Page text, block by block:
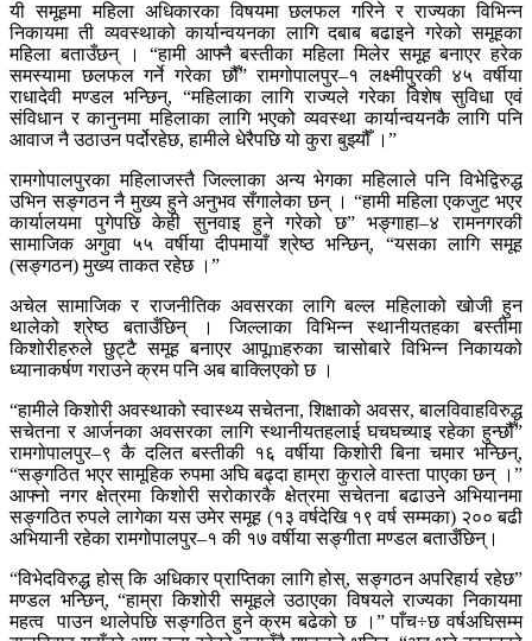
यी समूहमा महिला अधिकारका विषयमा छलफल गरिने र राज्यका विभिन्न
निकायमा ती व्यवस्थाको कार्यान्वयनका लागि दबाब बढाइने गरेको समूहका
महिला बताउँछन् । “हामी आफ्नै बस्तीका महिला मिलेर समूह बनाएर हरेक
समस्यामा छलफल गर्ने गरेका छौँ” रामगोपालपुर–१ लक्ष्मीपुरकी ४५ वर्षीया
राधादेवी मण्डल भन्छिन्, “महिलाका लागि राज्यले गरेका विशेष सुविधा एवं
संविधान र कानुनमा महिलाका लागि भएको व्यवस्था कार्यान्वयनकै लागि पनि
आवाज नै उठाउन पर्दोरहेछ, हामीले धेरैपछि यो कुरा बुझ्यौँ ।”
रामगोपालपुरका महिलाजस्तै जिल्लाका अन्य भेगका महिलाले पनि विभेद्विरुद्ध
उभिन सङ्गठन नै मुख्य हुने अनुभव सँगालेका छन् । “हामी महिला एकजुट भएर
कार्यालयमा पुगेपछि केही सुनवाइ हुने गरेको छ” भङ्गाहा–४ रामनगरकी
सामाजिक अगुवा ५५ वर्षीया दीपमायाँ श्रेष्ठ भन्छिन्, “यसका लागि समूह
(सङ्गठन) मुख्य ताकत रहेछ ।”
अचेल सामाजिक र राजनीतिक अवसरका लागि बल्ल महिलाको खोजी हुन
थालेको श्रेष्ठ बताउँछिन् । जिल्लाका विभिन्न स्थानीयतहका बस्तीमा
किशोरीहरुले छुट्टै समूह बनाएर आपूmहरुका चासोबारे विभिन्न निकायको
ध्यानाकर्षण गराउने क्रम पनि अब बाक्लिएको छ ।
“हामीले किशोरी अवस्थाको स्वास्थ्य सचेतना, शिक्षाको अवसर, बालविवाहविरुद्ध
सचेतना र आर्जनका अवसरका लागि स्थानीयतहलाई घचघच्याइ रहेका हुन्छौँ”
रामगोपालपुर–९ कै दलित बस्तीकी १६ वर्षीया किशोरी बिना चमार भन्छिन्,
“सङ्गठित भएर सामूहिक रुपमा अघि बढ्दा हाम्रा कुराले वास्ता पाएका छन् ।”
आफ्नो नगर क्षेत्रमा किशोरी सरोकारकै क्षेत्रमा सचेतना बढाउने अभियानमा
सङ्गठित रुपले लागेका यस उमेर समूह (१३ वर्षदेखि १९ वर्ष सम्मका) २०० बढी
अभियानी रहेका रामगोपालपुर–१ की १७ वर्षीया सङ्गीता मण्डल बताउँछिन्।
“विभेदविरुद्ध होस् कि अधिकार प्राप्तिका लागि होस्, सङ्गठन अपरिहार्य रहेछ”
मण्डल भन्छिन्, “हाम्रा किशोरी समूहले उठाएका विषयले राज्यका निकायमा
महत्व पाउन थालेपछि सङ्गठित हुने क्रम बढेको छ ।” पाँच÷छ वर्षअघिसम्म